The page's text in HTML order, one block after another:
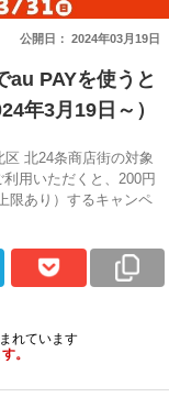
公開日： 2024年03月19日
au PAYを使うと
年3月19日～）
北24条商店街の対象
用いただくと、200円
限あり）するキャンペ
れています
。